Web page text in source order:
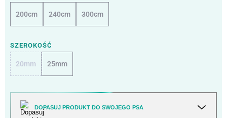
200cm 240cm 300cm
SZEROKOŚĆ
20mm 25mm
DOPASUJ PRODUKT DO SWOJEGO PSA